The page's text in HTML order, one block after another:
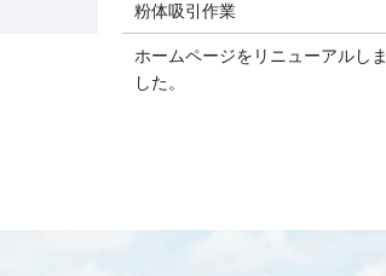
粉体吸引作業
ホームページをリニューアルしま
した。